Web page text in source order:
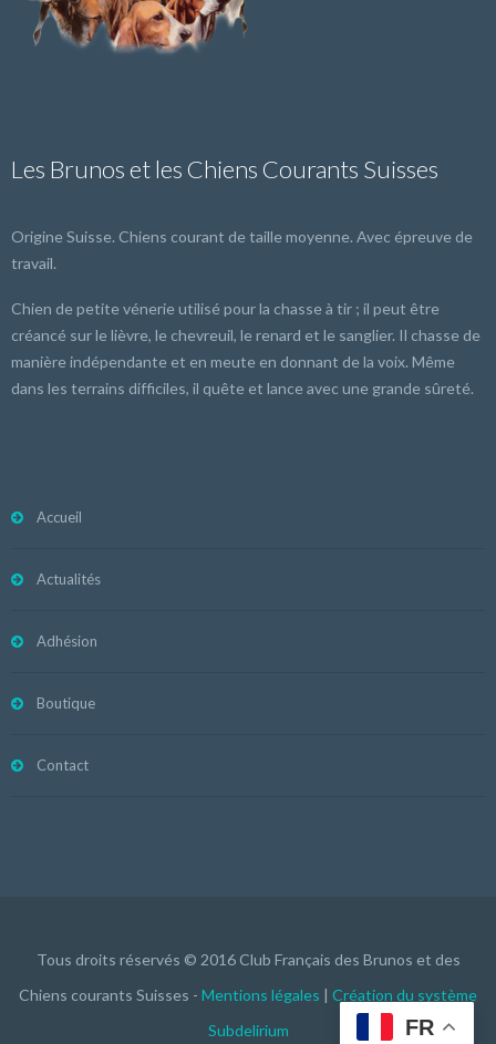
Les Brunos et les Chiens Courants Suisses
Origine Suisse. Chiens courant de taille moyenne. Avec épreuve de
travail.
Chien de petite vénerie utilisé pour la chasse à tir ; il peut être
créancé sur le lièvre, le chevreuil, le renard et le sanglier. Il chasse de
manière indépendante et en meute en donnant de la voix. Même
dans les terrains difficiles, il quête et lance avec une grande sûreté.
Accueil
Actualités
Adhésion
Boutique
Contact
Tous droits réservés © 2016 Club Français des Brunos et des
Chiens courants Suisses - Mentions légales | Création du système
Subdelirium
FR